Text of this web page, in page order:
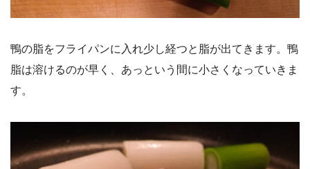
鴨の脂をフライパンに入れ少し経つと脂が出てきます。鴨
脂は溶けるのが早く、あっという間に小さくなっていきま
す。